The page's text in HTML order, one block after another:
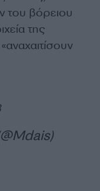
του βόρειου
της